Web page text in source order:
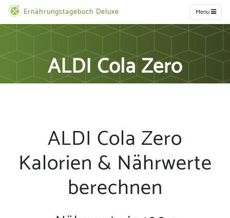
Ernährungstagebuch Deluxe Menu
ALDI Cola Zero
ALDI Cola Zero
Kalorien & Nährwerte
berechnen